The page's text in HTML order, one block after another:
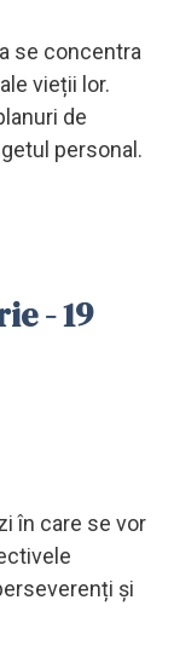
se concentra
vieții lor.
de
personal.
- 19
în care se vor
și